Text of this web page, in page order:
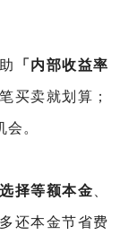
「内部收益率
买卖就划算；
。
择等额本金
还本金节省费